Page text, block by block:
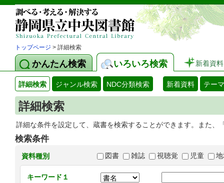
トップページ > 詳細検索
かんたん検索 いろいろ検索 新着資料
詳細検索 ジャンル検索 NDC分類検索 新着資料 テー
詳細検索
詳細な条件を設定して、蔵書を検索することができます。また
検索条件
資料種別 図書 雑誌 視聴覚 児童
キーワード１